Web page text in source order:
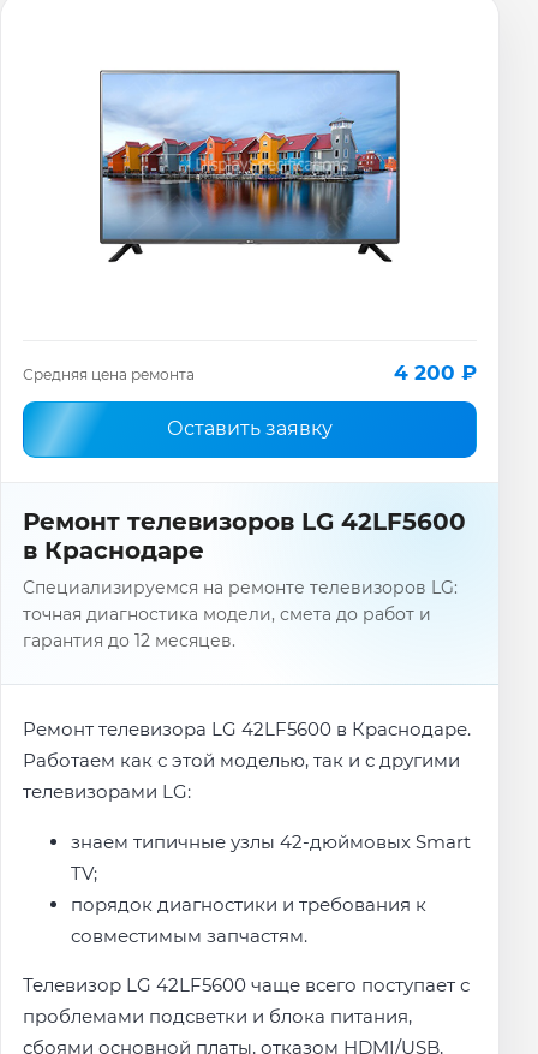
Средняя цена ремонта 4 200 ₽
Оставить заявку
Ремонт телевизоров LG 42LF5600
в Краснодаре
Специализируемся на ремонте телевизоров LG:
точная диагностика модели, смета до работ и
гарантия до 12 месяцев.
Ремонт телевизора LG 42LF5600 в Краснодаре.
Работаем как с этой моделью, так и с другими
телевизорами LG:
знаем типичные узлы 42-дюймовых Smart
TV;
порядок диагностики и требования к
совместимым запчастям.
Телевизор LG 42LF5600 чаще всего поступает с
проблемами подсветки и блока питания,
сбоями основной платы, отказом HDMI/USB,